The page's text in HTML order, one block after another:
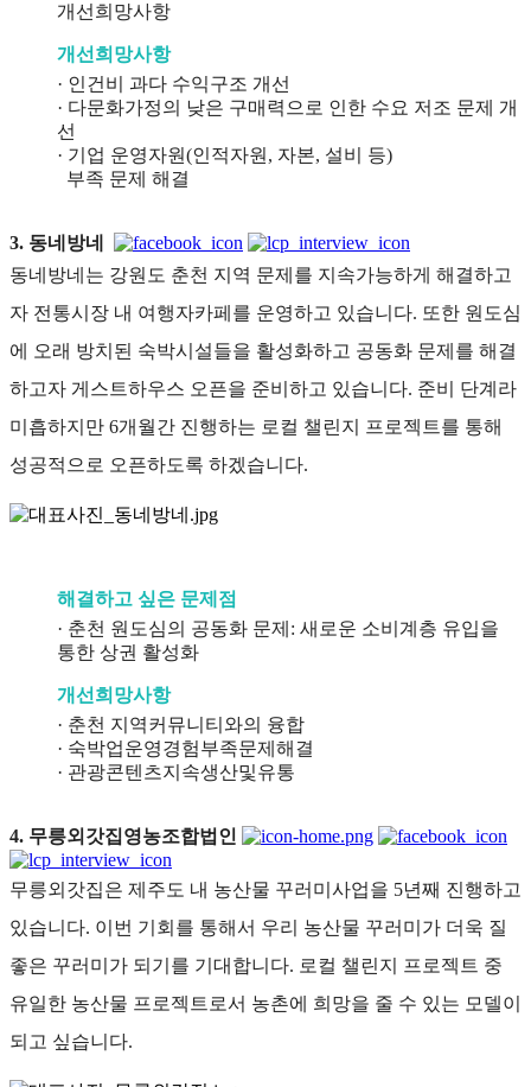
개선희망사항
개선희망사항
· 인건비 과다 수익구조 개선
· 다문화가정의 낮은 구매력으로 인한 수요 저조 문제 개
선
· 기업 운영자원(인적자원, 자본, 설비 등)
부족 문제 해결
3. 동네방네
동네방네는 강원도 춘천 지역 문제를 지속가능하게 해결하고
자 전통시장 내 여행자카페를 운영하고 있습니다. 또한 원도심
에 오래 방치된 숙박시설들을 활성화하고 공동화 문제를 해결
하고자 게스트하우스 오픈을 준비하고 있습니다. 준비 단계라
미흡하지만 6개월간 진행하는 로컬 챌린지 프로젝트를 통해
성공적으로 오픈하도록 하겠습니다.
해결하고 싶은 문제점
· 춘천 원도심의 공동화 문제: 새로운 소비계층 유입을
통한 상권 활성화
개선희망사항
· 춘천 지역커뮤니티와의 융합
· 숙박업운영경험부족문제해결
· 관광콘텐츠지속생산및유통
4. 무릉외갓집영농조합법인
무릉외갓집은 제주도 내 농산물 꾸러미사업을 5년째 진행하고
있습니다. 이번 기회를 통해서 우리 농산물 꾸러미가 더욱 질
좋은 꾸러미가 되기를 기대합니다. 로컬 챌린지 프로젝트 중
유일한 농산물 프로젝트로서 농촌에 희망을 줄 수 있는 모델이
되고 싶습니다.